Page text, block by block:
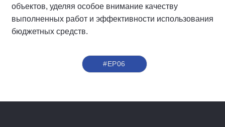
объектов, уделяя особое внимание качеству
выполненных работ и эффективности использования
бюджетных средств.
#ЕР06